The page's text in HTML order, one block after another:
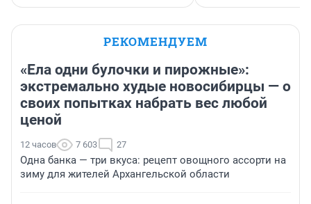
РЕКОМЕНДУЕМ
«Ела одни булочки и пирожные»:
экстремально худые новосибирцы — о
своих попытках набрать вес любой
ценой
12 часов 7 603 27
Одна банка — три вкуса: рецепт овощного ассорти на
зиму для жителей Архангельской области